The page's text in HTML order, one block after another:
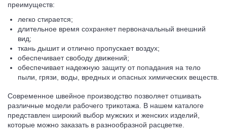
преимуществ:
легко стирается;
длительное время сохраняет первоначальный внешний
вид;
ткань дышит и отлично пропускает воздух;
обеспечивает свободу движений;
обеспечивает надежную защиту от попадания на тело
пыли, грязи, воды, вредных и опасных химических веществ.
Современное швейное производство позволяет отшивать
различные модели рабочего трикотажа. В нашем каталоге
представлен широкий выбор мужских и женских изделий,
которые можно заказать в разнообразной расцветке.